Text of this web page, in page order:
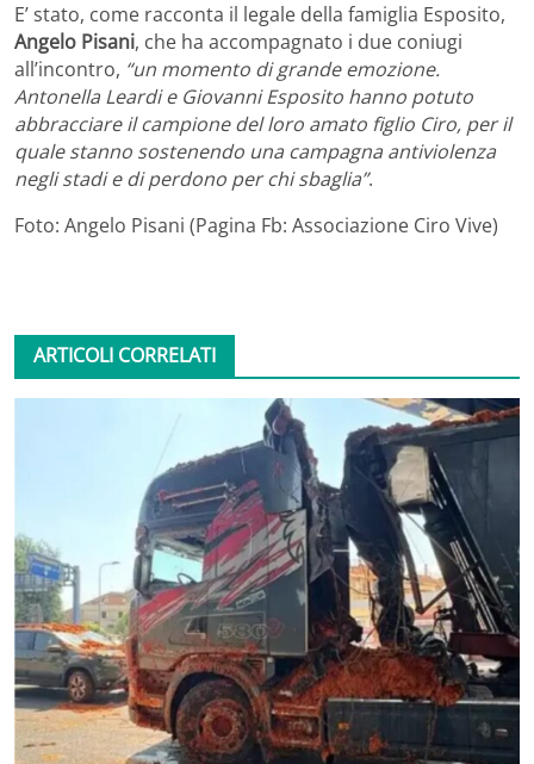
E’ stato, come racconta il legale della famiglia Esposito,
Angelo Pisani, che ha accompagnato i due coniugi
all’incontro, “un momento di grande emozione.
Antonella Leardi e Giovanni Esposito hanno potuto
abbracciare il campione del loro amato figlio Ciro, per il
quale stanno sostenendo una campagna antiviolenza
negli stadi e di perdono per chi sbaglia”.
Foto: Angelo Pisani (Pagina Fb: Associazione Ciro Vive)
ARTICOLI CORRELATI